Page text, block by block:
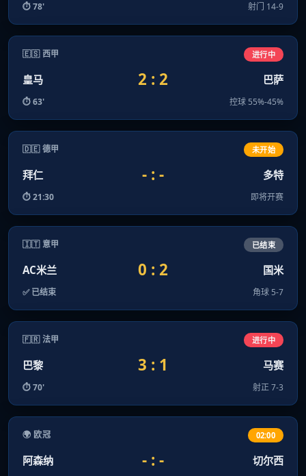
⏱ 78' 射门 14-9
🇪🇸 西甲 进行中
皇马 2 : 2 巴萨
⏱ 63' 控球 55%-45%
🇩🇪 德甲 未开始
拜仁 - : - 多特
⏱ 21:30 即将开赛
🇮🇹 意甲 已结束
AC米兰 0 : 2 国米
✅ 已结束 角球 5-7
🇫🇷 法甲 进行中
巴黎 3 : 1 马赛
⏱ 70' 射正 7-3
🌍 欧冠 02:00
阿森纳 - : - 切尔西